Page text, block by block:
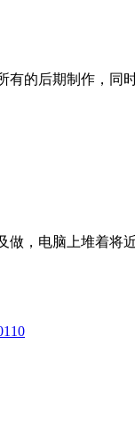
的后期制作，
，电脑上堆着将